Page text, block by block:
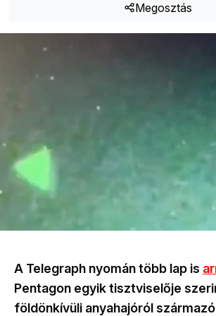
Megosztás
A Telegraph nyomán több lap is
Pentagon egyik tisztviselője
földönkívüli anyahajóról